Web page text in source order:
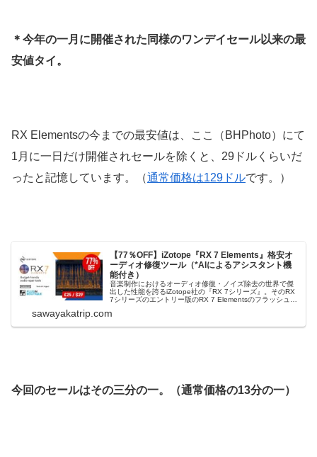
＊今年の一月に開催された同様のワンデイセール以来の最
安値タイ。
RX Elementsの今までの最安値は、ここ（ BHPhoto）にて
1 月に一日だけ開催されセールを除くと、 29ドルくらいだ
ったと記憶しています。（通常価格は129ドルです。）
【77％OFF】iZotope『RX 7 Elements』格安オ
ーディオ修復ツール（*AIによるアシスタント機
能付き）
音楽制作におけるオーディオ修復・ノイズ除去の世界で傑
出した性能を誇るiZotope社の『RX 7シリーズ』。そのRX
7シリーズのエントリー版のRX 7 Elementsのフラッシュセ
フラッシュセールRX Elements「RX E...
sawayakatrip.com
今回のセールはその三分の一。（通常価格の13分の一）